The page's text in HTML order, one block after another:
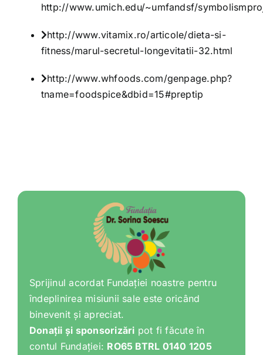
http://www.umich.edu/~umfandsf/
http://www.vitamix.ro/articole/dieta-si-
fitness/marul-secretul-longevitatii-32.html
http://www.whfoods.com/genpage.php?
tname=foodspice&dbid=15#preptip
Sprijinul acordat Fundației noastre pentru
îndeplinirea misiunii sale este oricând
binevenit și apreciat.
Donații și sponsorizări pot fi făcute în
contul Fundației: RO65 BTRL 0140 1205